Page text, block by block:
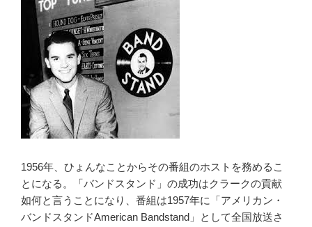
1956年、ひょんなことからその番組のホストを務めるこ
とになる。「バンドスタンド」の成功はクラークの貢献
如何と言うことになり、番組は1957年に「アメリカン・
バンドスタンドAmerican Bandstand」として全国放送さ